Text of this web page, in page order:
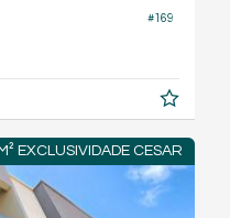
#169
EXCLUSIVIDADE CESAR